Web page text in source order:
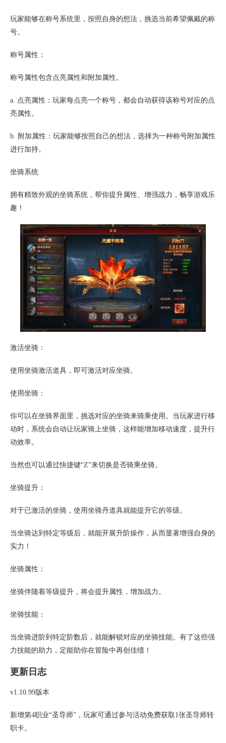
玩家能够在称号系统里，按照自身的想法，挑选当前希望佩戴的称
号。
称号属性：
称号属性包含点亮属性和附加属性。
a. 点亮属性：玩家每点亮一个称号，都会自动获得该称号对应的点
亮属性。
b. 附加属性：玩家能够按照自己的想法，选择为一种称号附加属性
进行加持。
坐骑系统
拥有精致外观的坐骑系统，帮你提升属性、增强战力，畅享游戏乐
趣！
激活坐骑：
使用坐骑激活道具，即可激活对应坐骑。
使用坐骑：
你可以在坐骑界面里，挑选对应的坐骑来骑乘使用。当玩家进行移
动时，系统会自动让玩家骑上坐骑，这样能增加移动速度，提升行
动效率。
当然也可以通过快捷键“Z”来切换是否骑乘坐骑。
坐骑提升：
对于已激活的坐骑，使用坐骑丹道具就能提升它的等级。
当坐骑达到特定等级后，就能开展升阶操作，从而显著增强自身的
实力！
坐骑属性：
坐骑伴随着等级提升，将会提升属性，增加战力。
坐骑技能：
当坐骑进阶到特定阶数后，就能解锁对应的坐骑技能。有了这些强
力技能的助力，定能助你在冒险中再创佳绩！
更新日志
v1.10.99版本
新增第4职业“圣导师”，玩家可通过参与活动免费获取1张圣导师转
职卡。